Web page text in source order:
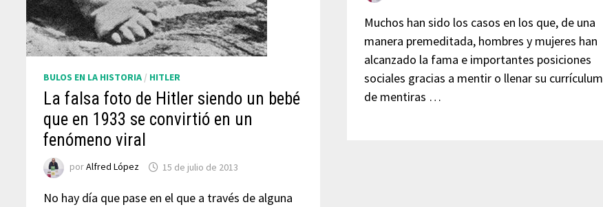
BULOS EN LA HISTORIA / HITLER
La falsa foto de Hitler siendo un bebé
que en 1933 se convirtió en un
fenómeno viral
porAlfred López 15 de julio de 2013
No hay día que pase en el que a través de alguna
Muchos han sido los casos en los que, de una
manera premeditada, hombres y mujeres han
alcanzado la fama e importantes posiciones
sociales gracias a mentir o llenar su currículum
de mentiras …